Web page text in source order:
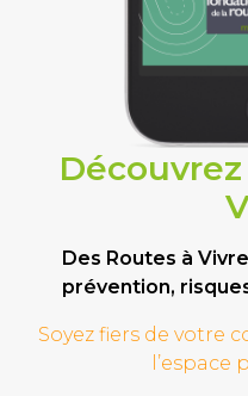
Des Routes à
prévention,
Soyez fiers de votre